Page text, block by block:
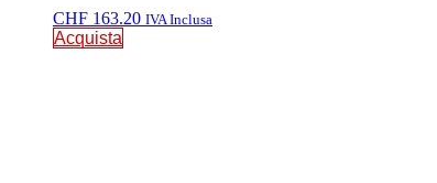
CHF 163.20 IVA Inclusa
Acquista